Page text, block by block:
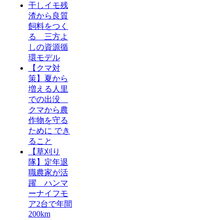
干しイモ残
渣から良質
飼料をつく
る 三方よ
しの資源循
環モデル
【クマ対
策】夏から
増える人里
での出没
クマから農
作物を守る
ために でき
ること
【草刈り
隊】定年退
職農家が活
躍 ハンマ
ーナイフモ
ア2台で年間
200km